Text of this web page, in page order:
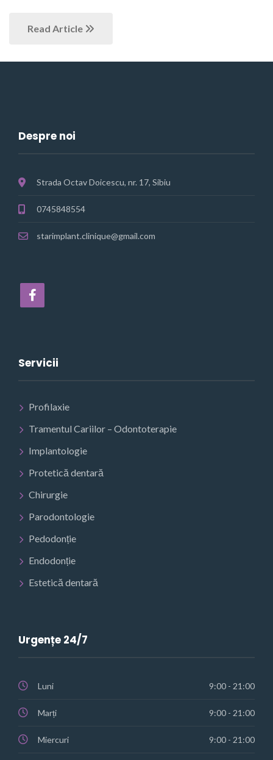
Read Article
Despre noi
Strada Octav Doicescu, nr. 17, Sibiu
0745848554
starimplant.clinique@gmail.com
Servicii
Profilaxie
Tramentul Cariilor – Odontoterapie
Implantologie
Protetică dentară
Chirurgie
Parodontologie
Pedodonție
Endodonție
Estetică dentară
Urgențe 24/7
Luni 9:00 - 21:00
Marți 9:00 - 21:00
Miercuri 9:00 - 21:00